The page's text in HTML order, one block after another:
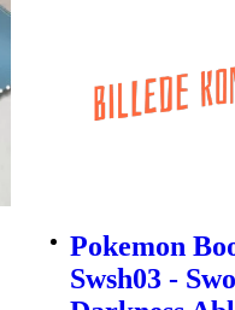
Pokemon
Swsh03 -